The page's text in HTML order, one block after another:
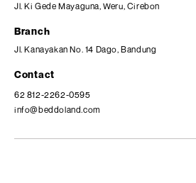
Jl. Ki Gede Mayaguna, Weru, Cirebon
Branch
Jl. Kanayakan No. 14 Dago, Bandung
Contact
62 812-2262-0595
info@beddoland.com